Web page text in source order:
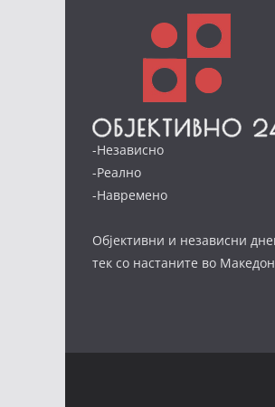
-Независно
-Реално
-Навремено
Објективни и независни
тек со настаните во